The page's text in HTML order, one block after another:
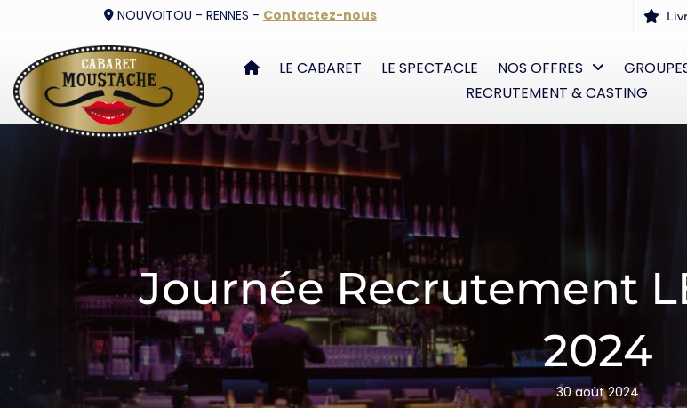
NOUVOITOU - RENNES - Contactez-nous
LE CABARET LE SPECTACLE NOS OFFRES
RECRUTEMENT & CASTING
Journée Recrutement
2024
30 août 2024